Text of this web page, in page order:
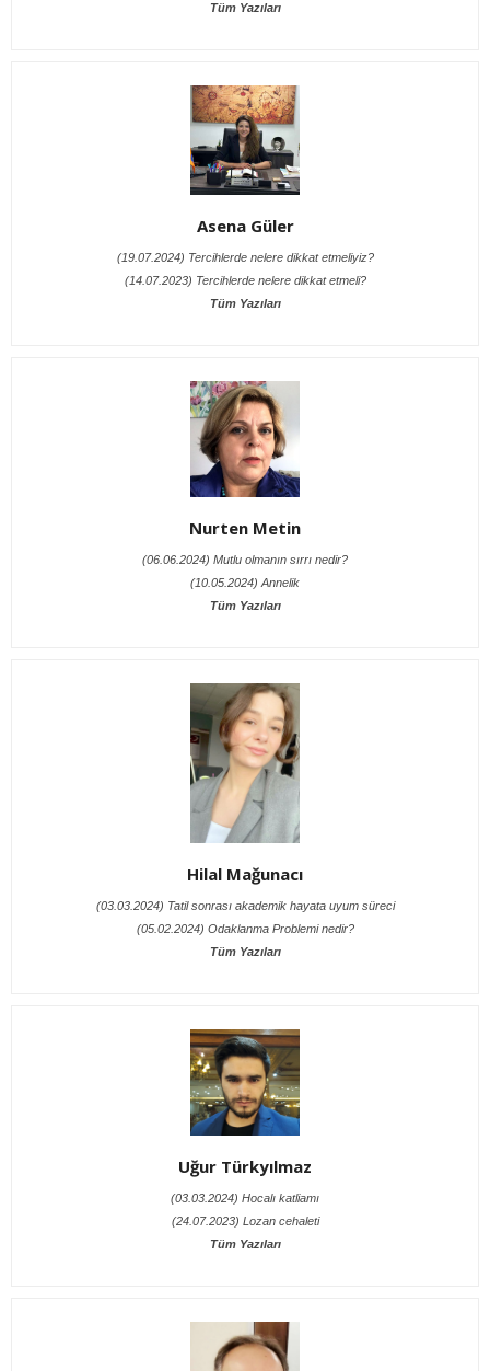
Tüm Yazıları
Asena Güler
(19.07.2024) Tercihlerde nelere dikkat etmeliyiz?
(14.07.2023) Tercihlerde nelere dikkat etmeli?
Tüm Yazıları
Nurten Metin
(06.06.2024) Mutlu olmanın sırrı nedir?
(10.05.2024) Annelik
Tüm Yazıları
Hilal Mağunacı
(03.03.2024) Tatil sonrası akademik hayata uyum süreci
(05.02.2024) Odaklanma Problemi nedir?
Tüm Yazıları
Uğur Türkyılmaz
(03.03.2024) Hocalı katliamı
(24.07.2023) Lozan cehaleti
Tüm Yazıları